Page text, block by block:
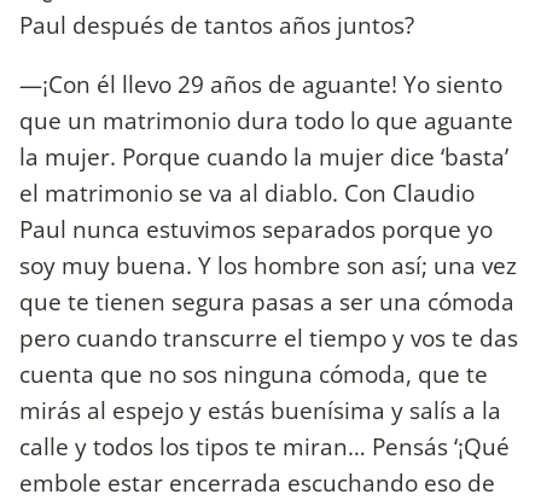
Paul después de tantos años juntos?
—¡Con él llevo 29 años de aguante! Yo siento
que un matrimonio dura todo lo que aguante
la mujer. Porque cuando la mujer dice ‘basta’
el matrimonio se va al diablo. Con Claudio
Paul nunca estuvimos separados porque yo
soy muy buena. Y los hombre son así; una vez
que te tienen segura pasas a ser una cómoda
pero cuando transcurre el tiempo y vos te das
cuenta que no sos ninguna cómoda, que te
mirás al espejo y estás buenísima y salís a la
calle y todos los tipos te miran… Pensás ‘¡Qué
embole estar encerrada escuchando eso de